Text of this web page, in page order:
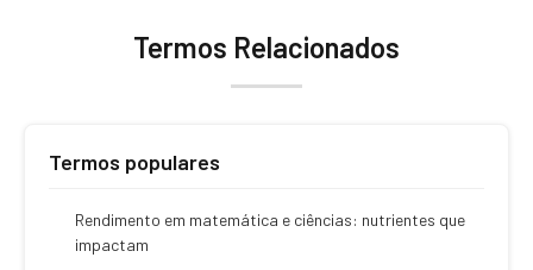
Termos Relacionados
Termos populares
Rendimento em matemática e ciências: nutrientes que
impactam